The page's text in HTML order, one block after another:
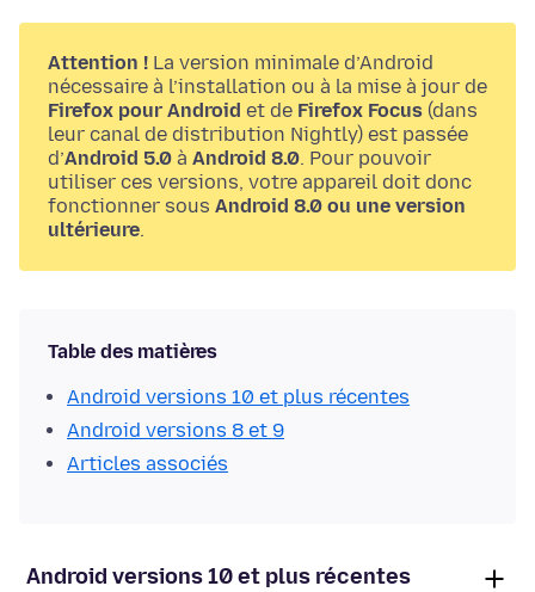
Attention ! La version minimale d’Android
nécessaire à l’installation ou à la mise à jour de
Firefox pour Android et de Firefox Focus (dans
leur canal de distribution Nightly) est passée
d’Android 5.0 à Android 8.0. Pour pouvoir
utiliser ces versions, votre appareil doit donc
fonctionner sous Android 8.0 ou une version
ultérieure.
Table des matières
Android versions 10 et plus récentes
Android versions 8 et 9
Articles associés
Android versions 10 et plus récentes